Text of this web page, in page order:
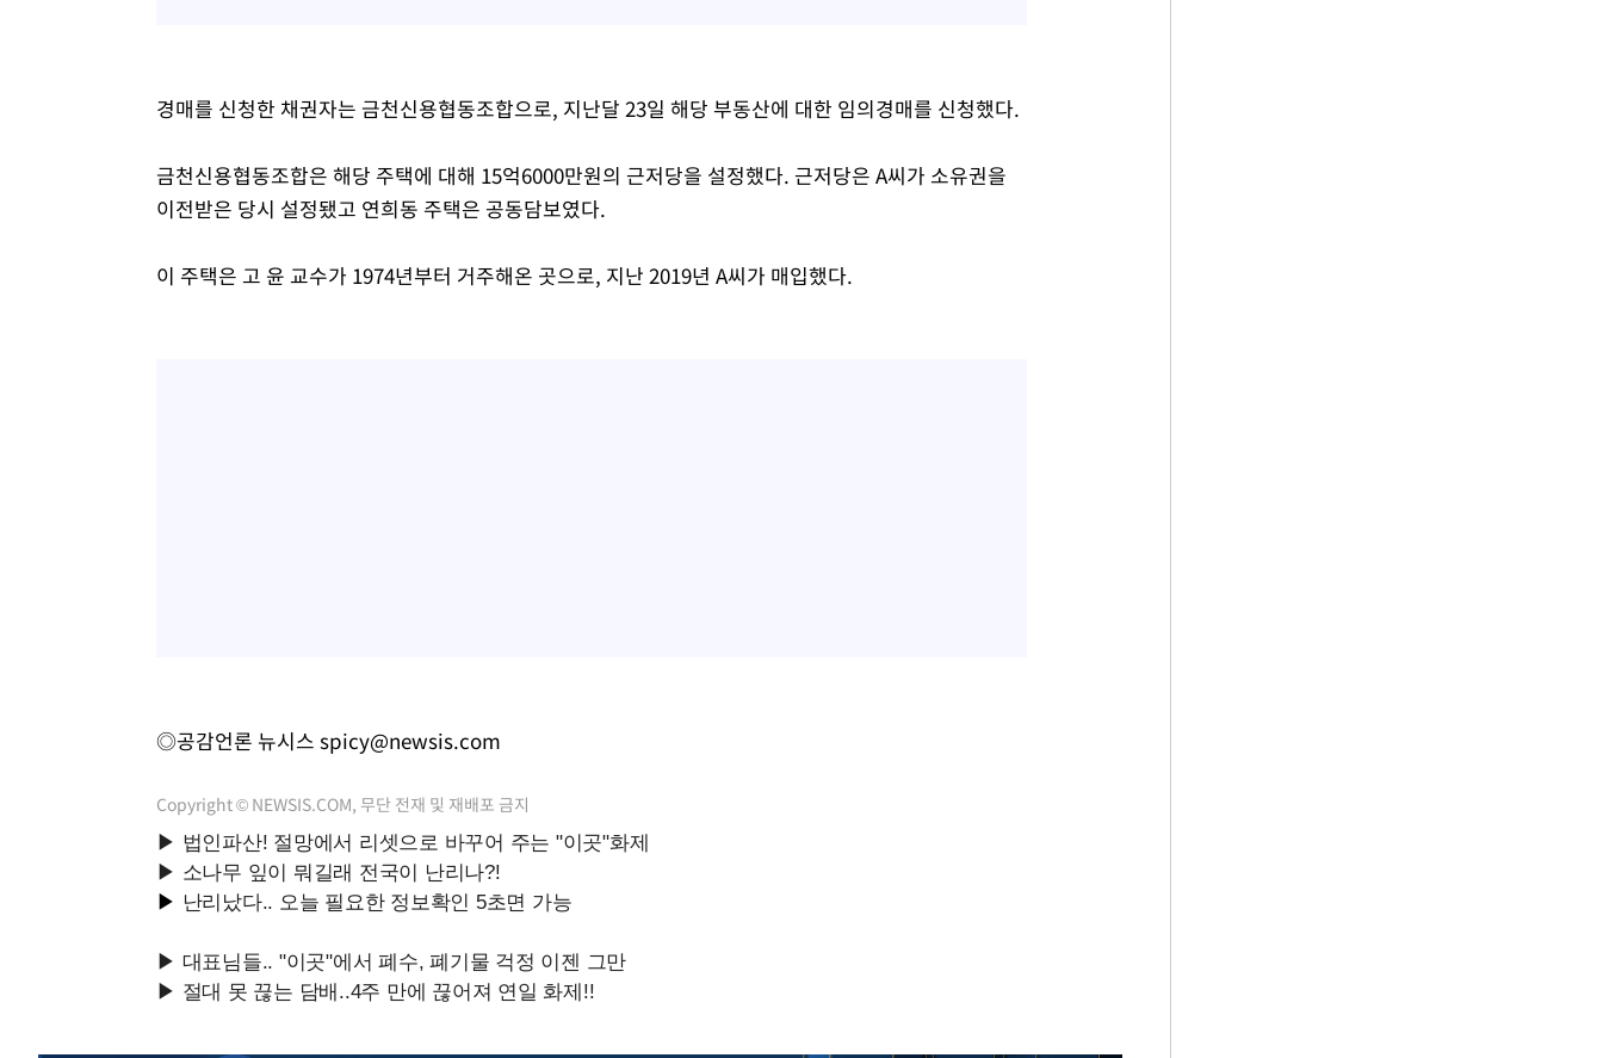
경매를 신청한 채권자는 금천신용협동조합으로, 지난달 23일 해당 부동산에 대한 임의경매를 신청했다.
금천신용협동조합은 해당 주택에 대해 15억6000만원의 근저당을 설정했다. 근저당은 A씨가 소유권을
이전받은 당시 설정됐고 연희동 주택은 공동담보였다.
이 주택은 고 윤 교수가 1974년부터 거주해온 곳으로, 지난 2019년 A씨가 매입했다.
◎공감언론 뉴시스 spicy@newsis.com
Copyright © NEWSIS.COM, 무단 전재 및 재배포 금지